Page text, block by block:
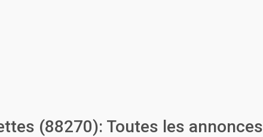
(88270): Toutes les annonces